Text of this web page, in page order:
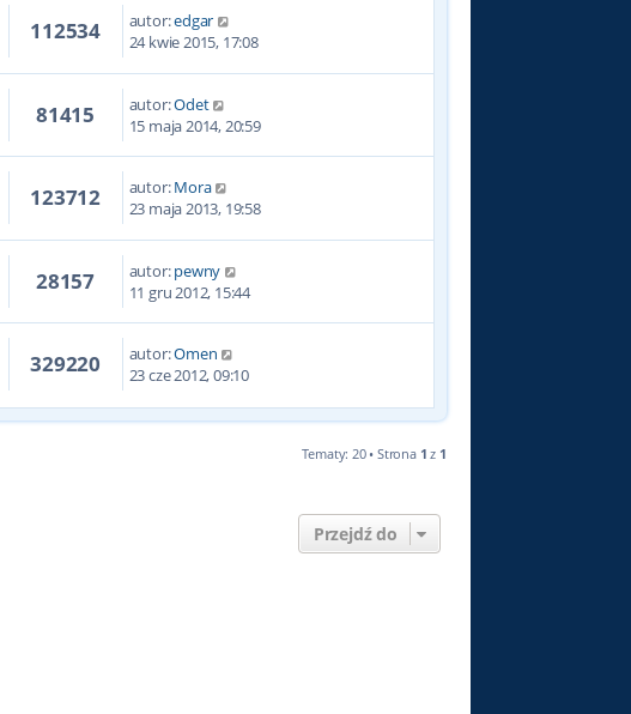
112534 autor:edgar
24 kwie 2015, 17:08
81415 autor:Odet
15 maja 2014, 20:59
123712 autor:Mora
23 maja 2013, 19:58
28157 autor:pewny
11 gru 2012, 15:44
329220 autor:Omen
23 cze 2012, 09:10
Tematy: 20 • Strona 1 z 1
Przejdź do